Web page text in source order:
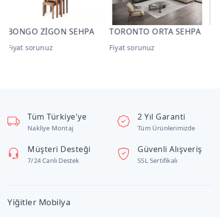
TORONTO ORTA SEHPA
Fiyat sorunuz
Camaro ORTA SEHPA
Fiyat sorunuz
Tüm Türkiye'ye
Nakliye Montaj
2 Yıl Garanti
Tüm Ürünlerimizde
Müşteri Desteği
7/24 Canlı Destek
Güvenli Alışveriş
SSL Sertifikalı
Yiğitler Mobilya